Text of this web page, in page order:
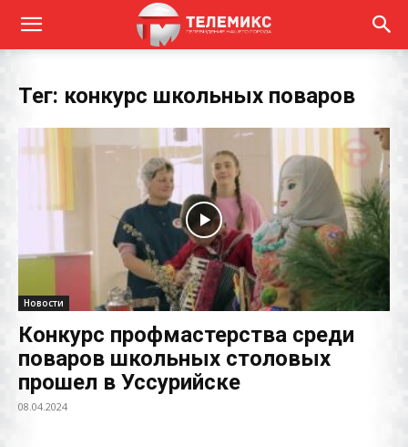
Тег: конкурс школьных поваров
Новости
Конкурс профмастерства среди
поваров школьных столовых
прошел в Уссурийске
08.04.2024